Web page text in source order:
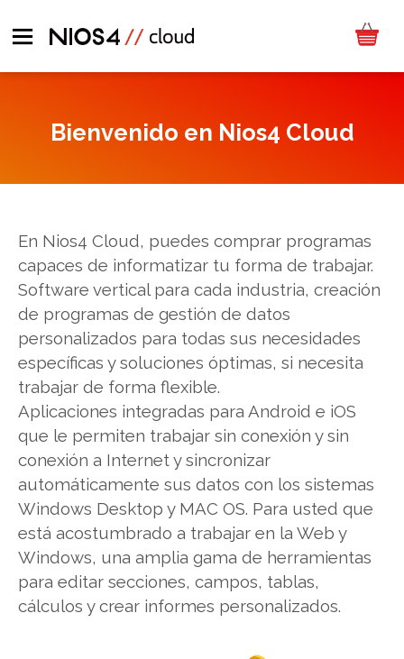
Bienvenido en Nios4 Cloud
En Nios4 Cloud, puedes comprar programas
capaces de informatizar tu forma de trabajar.
Software vertical para cada industria, creación
de programas de gestión de datos
personalizados para todas sus necesidades
específicas y soluciones óptimas, si necesita
trabajar de forma flexible.
Aplicaciones integradas para Android e iOS
que le permiten trabajar sin conexión y sin
conexión a Internet y sincronizar
automáticamente sus datos con los sistemas
Windows Desktop y MAC OS. Para usted que
está acostumbrado a trabajar en la Web y
Windows, una amplia gama de herramientas
para editar secciones, campos, tablas,
cálculos y crear informes personalizados.